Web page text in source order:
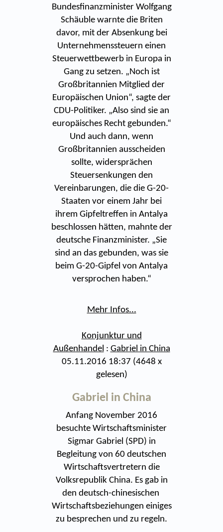
Bundesfinanzminister Wolfgang
Schäuble warnte die Briten
davor, mit der Absenkung bei
Unternehmenssteuern einen
Steuerwettbewerb in Europa in
Gang zu setzen. „Noch ist
Großbritannien Mitglied der
Europäischen Union“, sagte der
CDU-Politiker. „Also sind sie an
europäisches Recht gebunden.“
Und auch dann, wenn
Großbritannien ausscheiden
sollte, widersprächen
Steuersenkungen den
Vereinbarungen, die die G-20-
Staaten vor einem Jahr bei
ihrem Gipfeltreffen in Antalya
beschlossen hätten, mahnte der
deutsche Finanzminister. „Sie
sind an das gebunden, was sie
beim G-20-Gipfel von Antalya
versprochen haben.“
Mehr Infos...
Konjunktur und
Außenhandel : Gabriel in China
05.11.2016 18:37 (4648 x
gelesen)
Gabriel in China
Anfang November 2016
besuchte Wirtschaftsminister
Sigmar Gabriel (SPD) in
Begleitung von 60 deutschen
Wirtschaftsvertretern die
Volksrepublik China. Es gab in
den deutsch-chinesischen
Wirtschaftsbeziehungen einiges
zu besprechen und zu regeln.